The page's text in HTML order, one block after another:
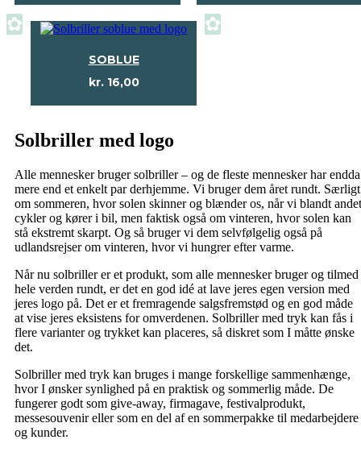
✿
SOBLUE
kr.16,00
✿
Solbriller med logo
Alle mennesker bruger solbriller – og de fleste mennesker har endda
mere end et enkelt par derhjemme. Vi bruger dem året rundt. Særligt
om sommeren, hvor solen skinner og blænder os, når vi blandt andet
cykler og kører i bil, men faktisk også om vinteren, hvor solen kan
stå ekstremt skarpt. Og så bruger vi dem selvfølgelig også på
udlandsrejser om vinteren, hvor vi hungrer efter varme.
Når nu solbriller er et produkt, som alle mennesker bruger og tilmed
hele verden rundt, er det en god idé at lave jeres egen version med
jeres logo på. Det er et fremragende salgsfremstød og en god måde
at vise jeres eksistens for omverdenen. Solbriller med tryk kan fås i
flere varianter og trykket kan placeres, så diskret som I måtte ønske
det.
Solbriller med tryk kan bruges i mange forskellige sammenhænge,
hvor I ønsker synlighed på en praktisk og sommerlig måde. De
fungerer godt som give-away, firmagave, festivalprodukt,
messesouvenir eller som en del af en sommerpakke til medarbejdere
og kunder.